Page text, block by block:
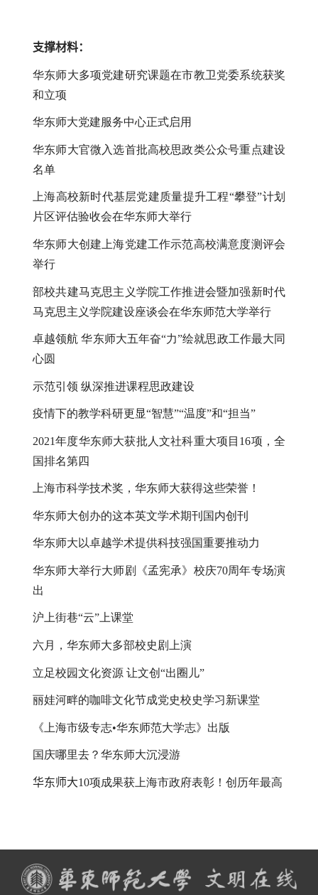
支撑材料：
华东师大多项党建研究课题在市教卫党委系统获奖
和立项
华东师大党建服务中心正式启用
华东师大官微入选首批高校思政类公众号重点建设
名单
上海高校新时代基层党建质量提升工程“攀登”计划
片区评估验收会在华东师大举行
华东师大创建上海党建工作示范高校满意度测评会
举行
部校共建马克思主义学院工作推进会暨加强新时代
马克思主义学院建设座谈会在华东师范大学举行
卓越领航 华东师大五年奋“力”绘就思政工作最大同
心圆
示范引领 纵深推进课程思政建设
疫情下的教学科研更显“智慧”“温度”和“担当”
2021年度华东师大获批人文社科重大项目 16项，全
国排名第四
上海市科学技术奖，华东师大获得这些荣誉！
华东师大创办的这本英文学术期刊国内创刊
华东师大以卓越学术提供科技强国重要推动力
华东师大举行大师剧《孟宪承》校庆70周年专场演
出
沪上街巷“云”上课堂
六月，华东师大多部校史剧上演
立足校园文化资源 让文创“出圈儿”
丽娃河畔的咖啡文化节成党史校史学习新课堂
《上海市级专志•华东师范大学志》出版
国庆哪里去？华东师大沉浸游
华东师大10项成果获上海市政府表彰！创历年最高